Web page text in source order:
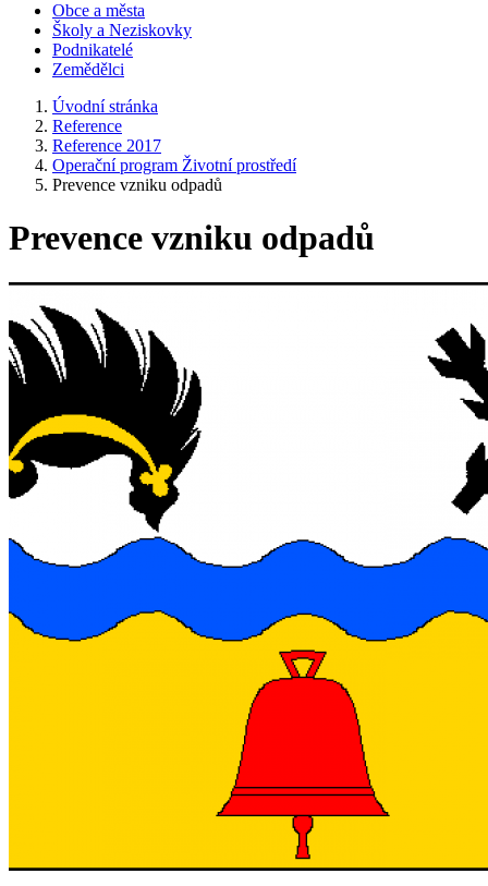
Obce a města
Školy a Neziskovky
Podnikatelé
Zemědělci
Úvodní stránka
Reference
Reference 2017
Operační program Životní prostředí
Prevence vzniku odpadů
Prevence vzniku odpadů